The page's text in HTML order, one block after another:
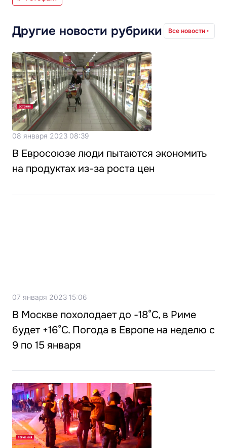
Другие новости рубрики Все новости
08 января 2023 08:39
В Евросоюзе люди пытаются экономить
на продуктах из-за роста цен
07 января 2023 15:06
В Москве похолодает до -18°C, в Риме
будет +16°C. Погода в Европе на неделю с
9 по 15 января